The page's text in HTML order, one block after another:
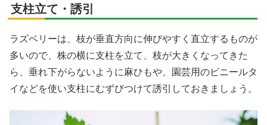
支柱立て・誘引
ラズベリーは、枝が垂直方向に伸びやすく直立するものが
多いので、株の横に支柱を立て、枝が大きくなってきた
ら、垂れ下がらないように麻ひもや、園芸用のビニールタ
イなどを使い支柱にむずびつけて誘引しておきましょう。